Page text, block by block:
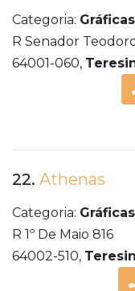
Categoria: Gráficas
R Senador
64001-060,
22. Athenas
Categoria: Gráficas
R 1º De Maio 816
64002-510,